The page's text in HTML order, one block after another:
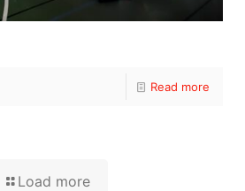
Read more
Load more